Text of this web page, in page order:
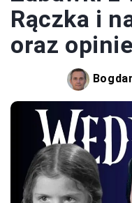
Rączka i
oraz